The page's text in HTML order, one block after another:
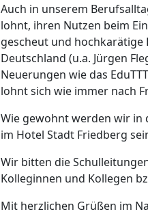
Auch in unserem
lohnt, ihren Nutzen beim
gescheut und hochkarätige
Deutschland (u.a. Jürgen
Neuerungen wie das
lohnt sich wie immer nach
Wie gewohnt werden wir in
im Hotel Stadt Friedberg
Wir bitten die
Kolleginnen und Kollegen
Mit herzlichen Grüßen im